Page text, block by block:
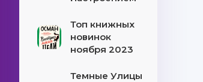
Топ книжных
новинок
ноября 2023
Темные Улицы